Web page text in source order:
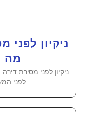
ניקיון
מה
ניקיון לפני מסירת
לפני